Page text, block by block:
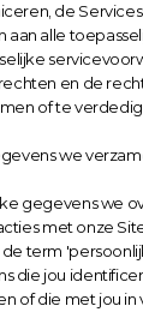
de
aan alle
en de
of te
we
gegevens we
met onze
term
die jou
of die met jou